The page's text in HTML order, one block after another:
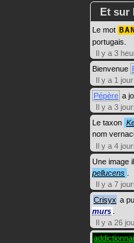
Et sur
Le mot
portugais.
Il y a 3
Bienvenue
Il y a 1 jour
Pépère a
Il y a 3
Le taxon
nom
Il y a 4
Une image
pellucens
Il y a 7
Crisyx a
murs
Il y a 26